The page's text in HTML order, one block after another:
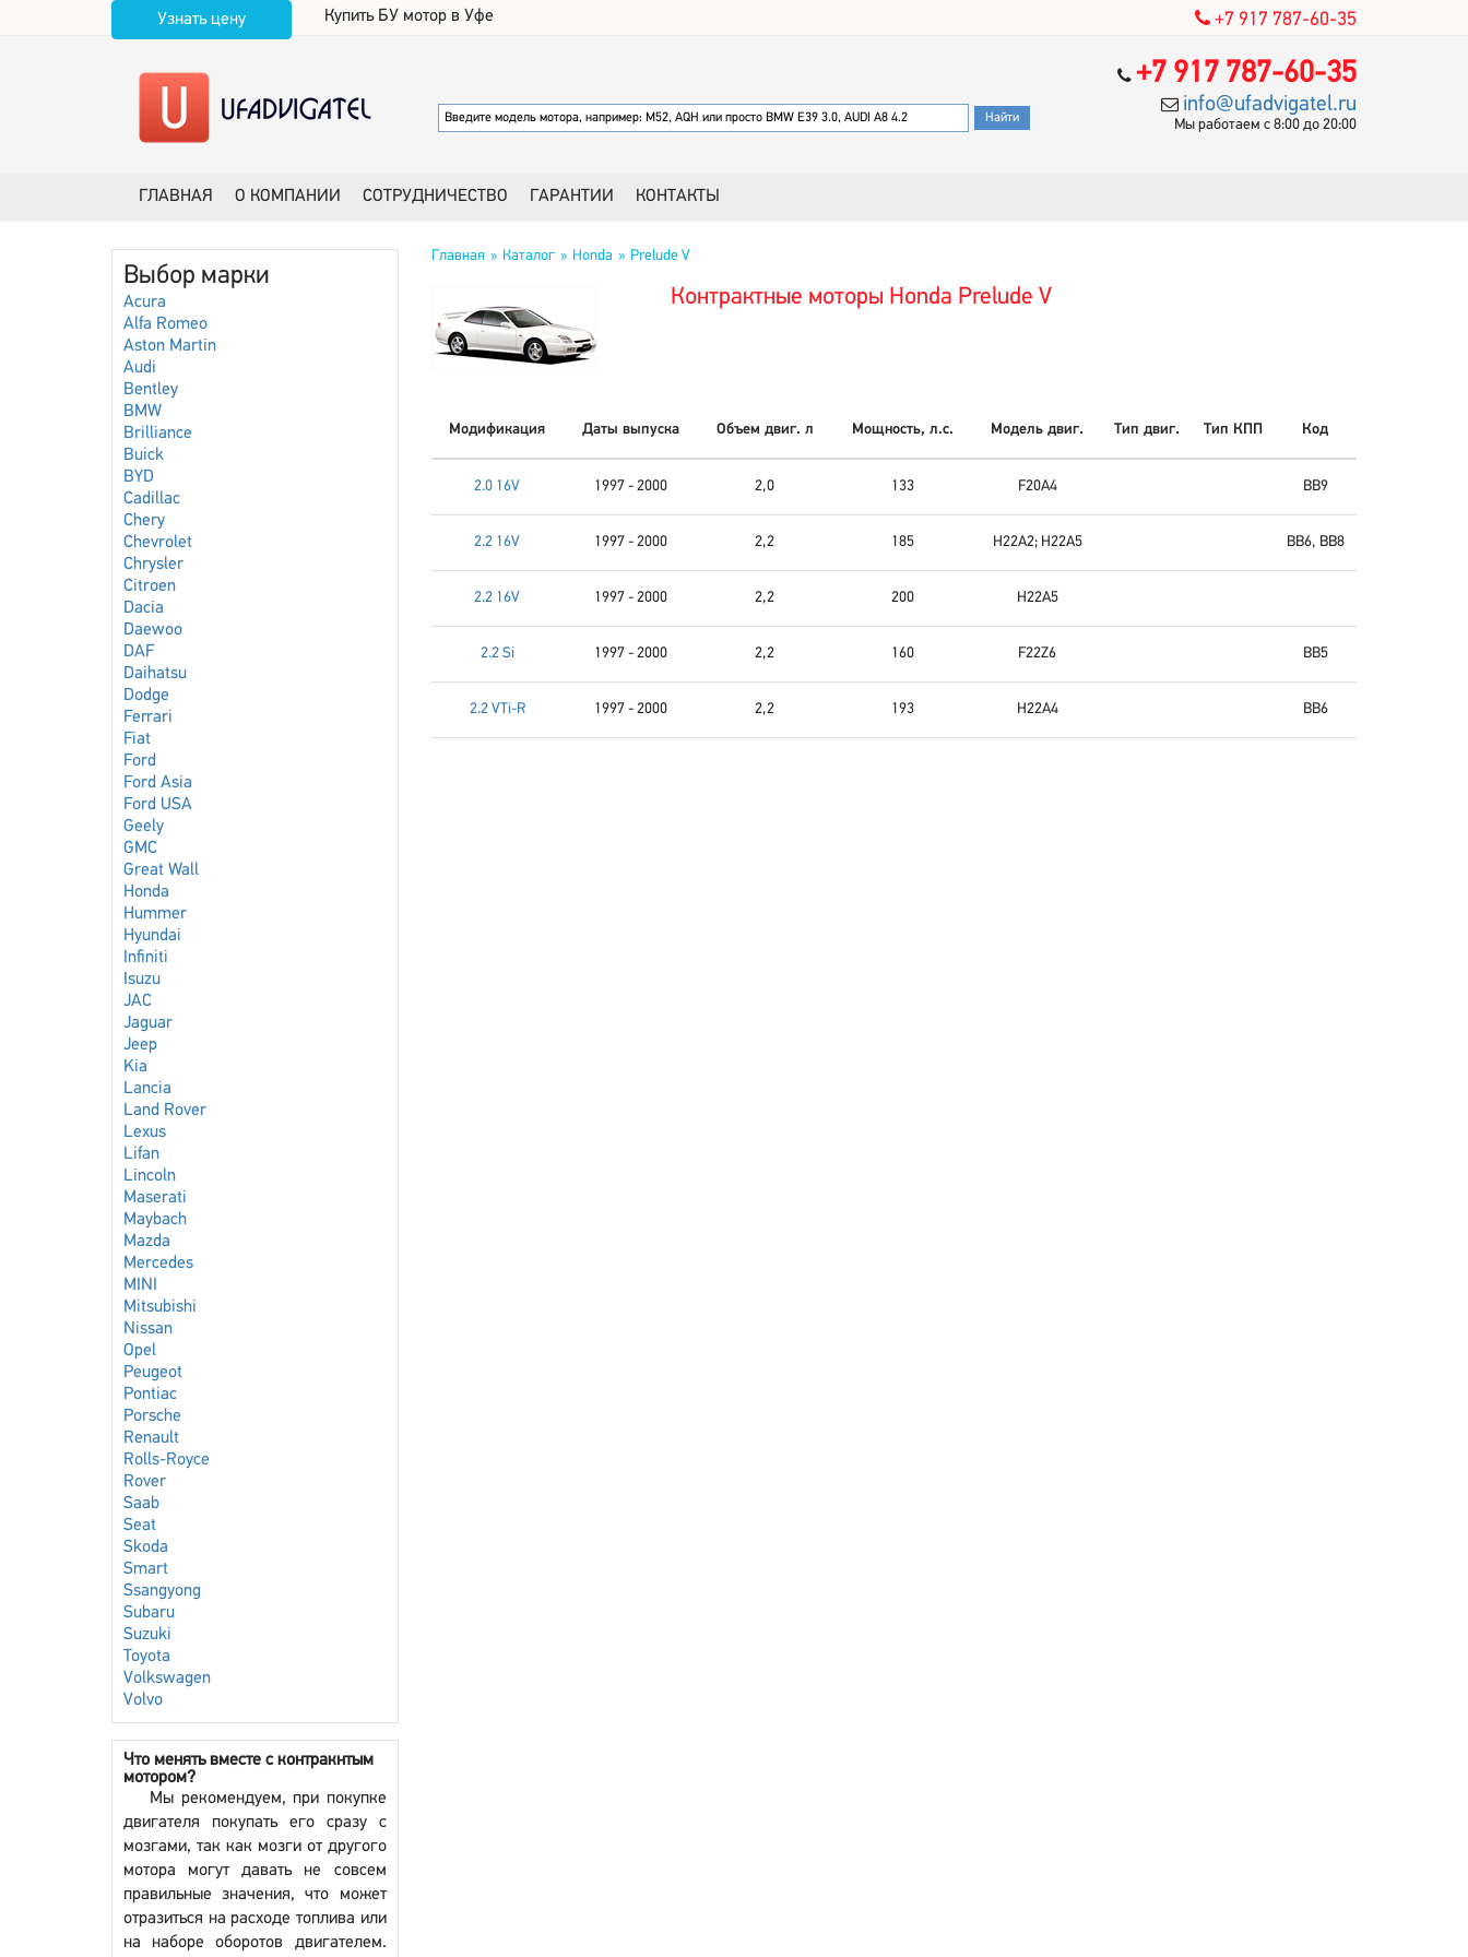
Узнать цену Купить БУ мотор в Уфе +7 917 787-60-35
+7 917 787-60-35
info@ufadvigatel.ru
Мы работаем с 8:00 до 20:00
ГЛАВНАЯ О КОМПАНИИ СОТРУДНИЧЕСТВО ГАРАНТИИ КОНТАКТЫ
Выбор марки
Acura
Alfa Romeo
Aston Martin
Audi
Bentley
BMW
Brilliance
Buick
BYD
Cadillac
Chery
Chevrolet
Chrysler
Citroen
Dacia
Daewoo
DAF
Daihatsu
Dodge
Ferrari
Fiat
Ford
Ford Asia
Ford USA
Geely
GMC
Great Wall
Honda
Hummer
Hyundai
Infiniti
Isuzu
JAC
Jaguar
Jeep
Kia
Lancia
Land Rover
Lexus
Lifan
Lincoln
Maserati
Maybach
Mazda
Mercedes
MINI
Mitsubishi
Nissan
Opel
Peugeot
Pontiac
Porsche
Renault
Rolls-Royce
Rover
Saab
Seat
Skoda
Smart
Ssangyong
Subaru
Suzuki
Toyota
Volkswagen
Volvo
Что менять вместе с контракнтым
мотором?
Мы рекомендуем, при покупке
двигателя покупать его сразу с
мозгами, так как мозги от другого
мотора могут давать не совсем
правильные значения, что может
отразиться на расходе топлива или
на наборе оборотов двигателем.
Главная Каталог Honda Prelude V
Контрактные моторы Honda Prelude V
Модификация Даты выпуска Объем двиг. л Мощность, л.с. Модель двиг. Тип двиг. Тип КПП Код
2.0 16V 1997 - 2000 2,0 133 F20A4 BB9
2.2 16V 1997 - 2000 2,2 185 H22A2; H22A5 BB6, BB8
2.2 16V 1997 - 2000 2,2 200 H22A5
2.2 Si 1997 - 2000 2,2 160 F22Z6 BB5
2.2 VTi-R 1997 - 2000 2,2 193 H22A4 BB6